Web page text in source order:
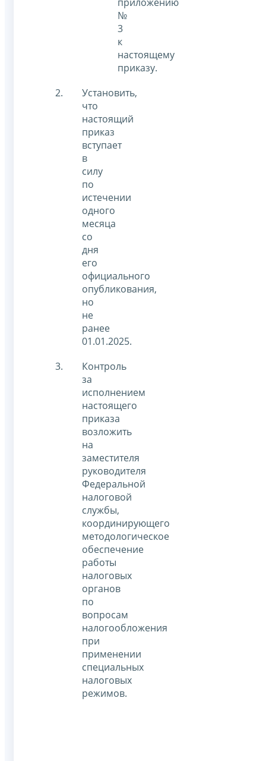
№
3
к
настоящему
приказу.
Установить,
что
настоящий
приказ
вступает
в
силу
по
истечении
одного
месяца
со
дня
его
официального
опубликования,
но
не
ранее
01.01.2025.
Контроль
за
исполнением
настоящего
приказа
возложить
на
заместителя
руководителя
Федеральной
налоговой
службы,
координирующего
методологическое
обеспечение
работы
налоговых
органов
по
вопросам
налогообложения
при
применении
специальных
налоговых
режимов.